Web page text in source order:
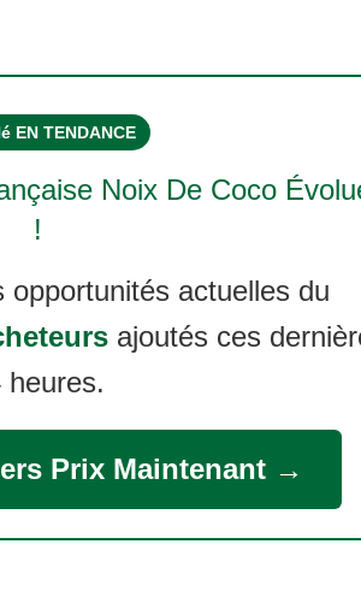
EN TENDANCE
Noix De Coco
!
opportunités actuelles du
ajoutés ces
heures.
Prix Maintenant →